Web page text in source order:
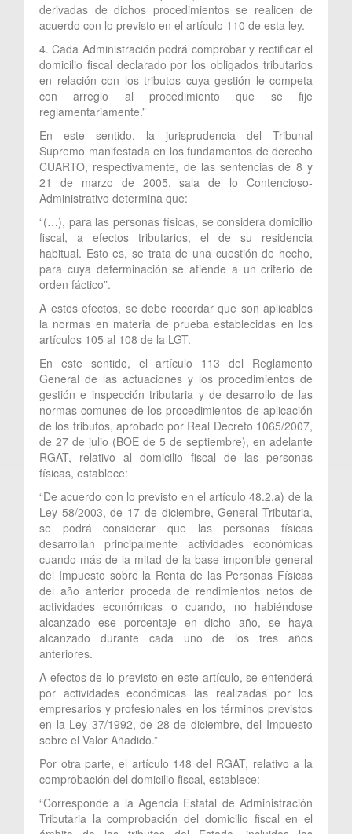
derivadas de dichos procedimientos se realicen de
acuerdo con lo previsto en el artículo 110 de esta ley.
4. Cada Administración podrá comprobar y rectificar el
domicilio fiscal declarado por los obligados tributarios
en relación con los tributos cuya gestión le competa
con arreglo al procedimiento que se fije
reglamentariamente.”
En este sentido, la jurisprudencia del Tribunal
Supremo manifestada en los fundamentos de derecho
CUARTO, respectivamente, de las sentencias de 8 y
21 de marzo de 2005, sala de lo Contencioso-
Administrativo determina que:
“(…), para las personas físicas, se considera domicilio
fiscal, a efectos tributarios, el de su residencia
habitual. Esto es, se trata de una cuestión de hecho,
para cuya determinación se atiende a un criterio de
orden fáctico”.
A estos efectos, se debe recordar que son aplicables
la normas en materia de prueba establecidas en los
artículos 105 al 108 de la LGT.
En este sentido, el artículo 113 del Reglamento
General de las actuaciones y los procedimientos de
gestión e inspección tributaria y de desarrollo de las
normas comunes de los procedimientos de aplicación
de los tributos, aprobado por Real Decreto 1065/2007,
de 27 de julio (BOE de 5 de septiembre), en adelante
RGAT, relativo al domicilio fiscal de las personas
físicas, establece:
“De acuerdo con lo previsto en el artículo 48.2.a) de la
Ley 58/2003, de 17 de diciembre, General Tributaria,
se podrá considerar que las personas físicas
desarrollan principalmente actividades económicas
cuando más de la mitad de la base imponible general
del Impuesto sobre la Renta de las Personas Físicas
del año anterior proceda de rendimientos netos de
actividades económicas o cuando, no habiéndose
alcanzado ese porcentaje en dicho año, se haya
alcanzado durante cada uno de los tres años
anteriores.
A efectos de lo previsto en este artículo, se entenderá
por actividades económicas las realizadas por los
empresarios y profesionales en los términos previstos
en la Ley 37/1992, de 28 de diciembre, del Impuesto
sobre el Valor Añadido.”
Por otra parte, el artículo 148 del RGAT, relativo a la
comprobación del domicilio fiscal, establece:
“Corresponde a la Agencia Estatal de Administración
Tributaria la comprobación del domicilio fiscal en el